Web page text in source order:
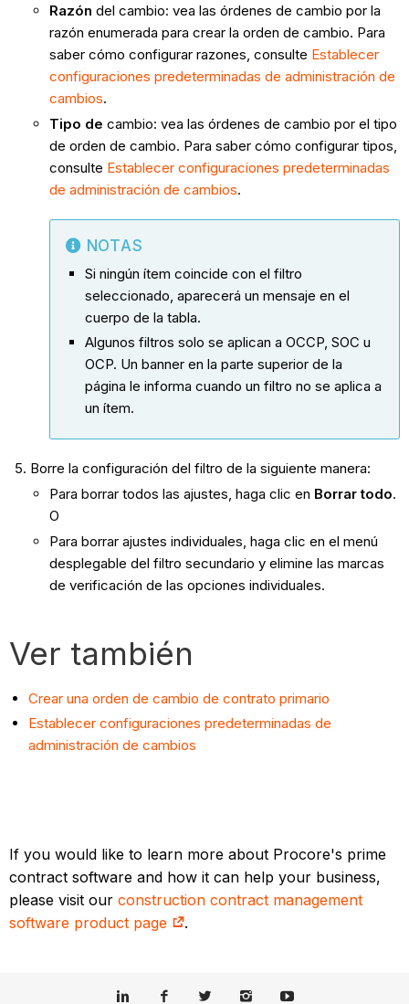
Razón del cambio: vea las órdenes de cambio por la
razón enumerada para crear la orden de cambio. Para
saber cómo configurar razones, consulte Establecer
configuraciones predeterminadas de administración de
cambios.
Tipo de cambio: vea las órdenes de cambio por el tipo
de orden de cambio. Para saber cómo configurar tipos,
consulte Establecer configuraciones predeterminadas
de administración de cambios.
NOTAS
Si ningún ítem coincide con el filtro
seleccionado, aparecerá un mensaje en el
cuerpo de la tabla.
Algunos filtros solo se aplican a OCCP, SOC u
OCP. Un banner en la parte superior de la
página le informa cuando un filtro no se aplica a
un ítem.
Borre la configuración del filtro de la siguiente manera:
Para borrar todos las ajustes, haga clic en Borrar todo.
O
Para borrar ajustes individuales, haga clic en el menú
desplegable del filtro secundario y elimine las marcas
de verificación de las opciones individuales.
Ver también
Crear una orden de cambio de contrato primario
Establecer configuraciones predeterminadas de
administración de cambios
If you would like to learn more about Procore's prime
contract software and how it can help your business,
please visit ourconstruction contract management
software product page
.